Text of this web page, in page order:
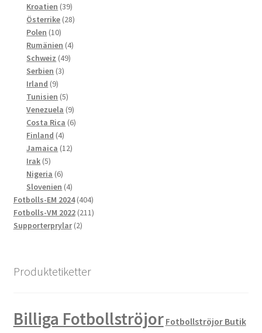
produkter
Kroatien 3939
produkter
Österrike 2828
Polen 1010
produkter
Rumänien 44
Schweiz 4949
Serbien 33
Irland 99
produkter
Tunisien 55
produkter
Venezuela 99
produkter
Costa Rica 66
Finland 44
produkter
Jamaica 1212
Irak 55
produkter
Nigeria 66
produkter
Slovenien 44
produkter
Fotbolls-EM 2024 404404
produkter
Fotbolls-VM 2022 211211
Supporterprylar 22
Produktetiketter
Billiga Fotbollströjor Fotbollströjor Butik